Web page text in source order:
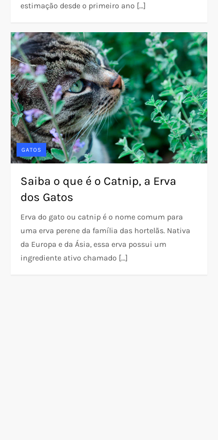
estimação desde o primeiro ano […]
GATOS
Saiba o que é o Catnip, a Erva
dos Gatos
Erva do gato ou catnip é o nome comum para
uma erva perene da família das hortelãs. Nativa
da Europa e da Ásia, essa erva possui um
ingrediente ativo chamado […]